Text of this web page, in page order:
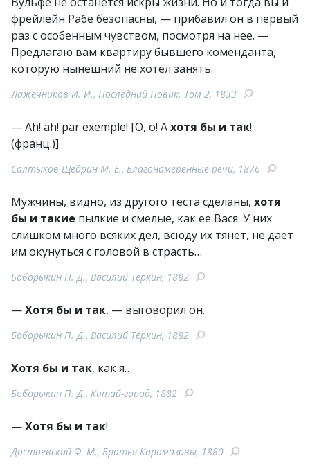
фрейлейн Рабе безопасны, — прибавил он в первый
раз с особенным чувством, посмотря на нее. —
Предлагаю вам квартиру бывшего коменданта,
которую нынешний не хотел занять.
Лажечников И. И., Последний Новик. Том 2, 1833
— Ah! ah! par exemple! [О, о! Ахотя бы и так!
(франц.)]
Салтыков-Щедрин М. Е., Благонамеренные речи, 1876
Мужчины, видно, из другого теста сделаны, хотя
бы и такие пылкие и смелые, как ее Вася. У них
слишком много всяких дел, всюду их тянет, не дает
им окунуться с головой в страсть…
Боборыкин П. Д., Василий Тёркин, 1882
—Хотя бы и так, — выговорил он.
Боборыкин П. Д., Василий Тёркин, 1882
Хотя бы и так, как я…
Боборыкин П. Д., Китай-город, 1882
—Хотя бы и так!
Достоевский Ф. М., Братья Карамазовы, 1880